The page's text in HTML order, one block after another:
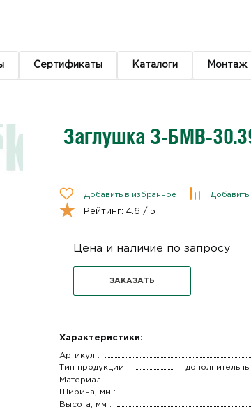
Сертификаты Каталоги Монтаж
Заглушка З-БМВ-
Добавить в избранное Добавить
Рейтинг: 4.6 / 5
Цена и наличие по запросу
ЗАКАЗАТЬ
Характеристики:
Артикул :
Тип продукции :
Материал :
Ширина, мм :
Высота, мм :